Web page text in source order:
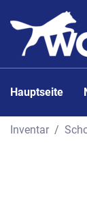
Hauptseite
Inventar